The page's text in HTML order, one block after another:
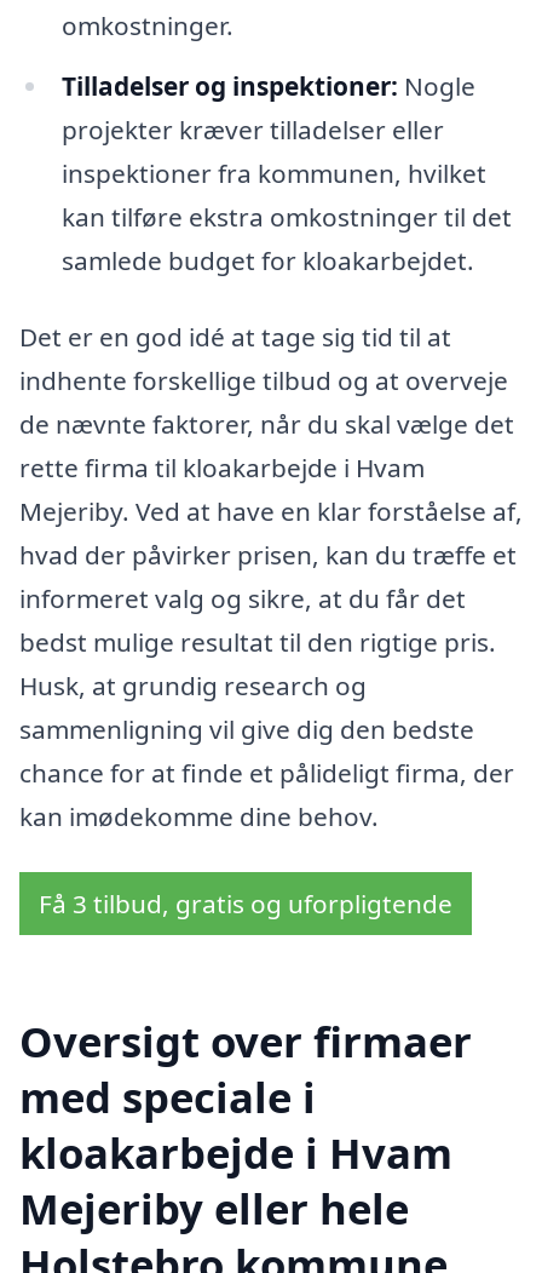
omkostninger.
Tilladelser og inspektioner: Nogle
projekter kræver tilladelser eller
inspektioner fra kommunen, hvilket
kan tilføre ekstra omkostninger til det
samlede budget for kloakarbejdet.
Det er en god idé at tage sig tid til at
indhente forskellige tilbud og at overveje
de nævnte faktorer, når du skal vælge det
rette firma til kloakarbejde i Hvam
Mejeriby. Ved at have en klar forståelse af,
hvad der påvirker prisen, kan du træffe et
informeret valg og sikre, at du får det
bedst mulige resultat til den rigtige pris.
Husk, at grundig research og
sammenligning vil give dig den bedste
chance for at finde et pålideligt firma, der
kan imødekomme dine behov.
Få 3 tilbud, gratis og uforpligtende
Oversigt over firmaer
med speciale i
kloakarbejde i Hvam
Mejeriby eller hele